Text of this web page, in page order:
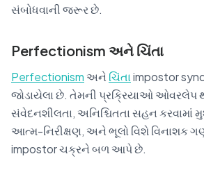
સંબોધવાની જરૂર છે.
Perfectionism અને ચિંતા
Perfectionism અને ચિંતાimpostor
જોડાયેલા છે. તેમની પ્રક્રિયાઓ ઓવરલેપ
સંવેદનશીલતા, અનિશ્ચિતતા સહન કરવામાં
આત્મ-નિરીક્ષણ, અને ભૂલો વિશે વિનાશક
impostor ચક્રને બળ આપે છે.